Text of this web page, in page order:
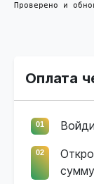
Проверено и
Оплата
01
02